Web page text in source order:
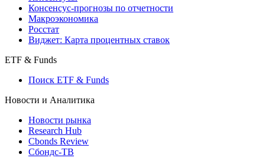
Поиск индексов
Страницы стран
Создать индекс
Консенсусы
Макроэкономика
Виджет: Карта процентных ставок
ETF & Funds
Поиск ETF & Funds
Новости и Аналитика